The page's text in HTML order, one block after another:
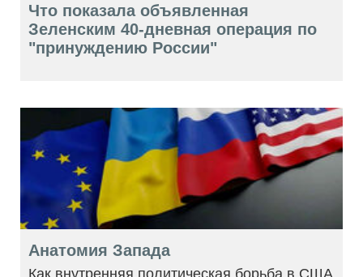
Что показала объявленная
Зеленским 40-дневная операция по
"принуждению России"
Анатомия Запада
Как внутренняя политическая борьба в США